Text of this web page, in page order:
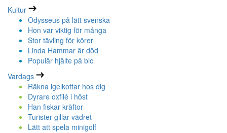
Kultur
Odysseus på lätt svenska
Hon var viktig för många
Stor tävling för körer
Linda Hammar är död
Populär hjälte på bio
Vardags
Räkna igelkottar hos dig
Dyrare oxfilé i höst
Han fiskar kräftor
Turister gillar vädret
Lätt att spela minigolf